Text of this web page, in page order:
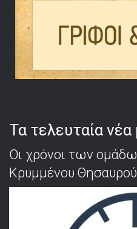
Τα τελευταία νέα
Οι χρόνοι των
Κρυμμένου Θησαυρού